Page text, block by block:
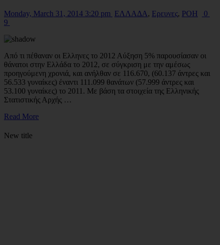
Monday, March 31, 2014 3:20 pm ΕΛΛΑΔΑ, Ερευνες, ΡΟΗ
0
9
Από τι πέθαναν οι Ελληνες το 2012 Αύξηση 5% παρουσίασαν οι
θάνατοι στην Ελλάδα το 2012, σε σύγκριση με την αμέσως
προηγούμενη χρονιά, και ανήλθαν σε 116.670, (60.137 άντρες και
56.533 γυναίκες) έναντι 111.099 θανάτων (57.999 άντρες και
53.100 γυναίκες) το 2011. Με βάση τα στοιχεία της Ελληνικής
Στατιστικής Αρχής …
Read More
New title